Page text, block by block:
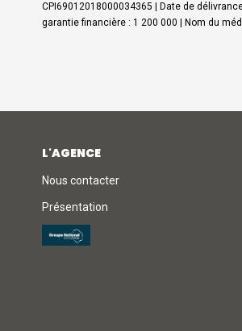
CPI69012018000034365 | Date de
garantie financière : 1 200 000 | Nom du
L'AGENCE
Nous contacter
Présentation